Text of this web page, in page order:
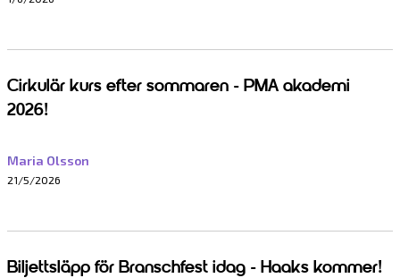
Cirkulär kurs efter sommaren - PMA akademi
2026!
Maria Olsson
21/5/2026
Biljettsläpp för Branschfest idag - Haaks kommer!